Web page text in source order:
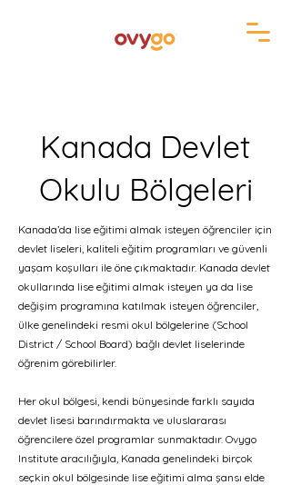
Kanada Devlet
Okulu Bölgeleri
Kanada’da lise eğitimi almak isteyen öğrenciler için
devlet liseleri, kaliteli eğitim programları ve güvenli
yaşam koşulları ile öne çıkmaktadır. Kanada devlet
okullarında lise eğitimi almak isteyen ya da lise
değişim programına katılmak isteyen öğrenciler,
ülke genelindeki resmi okul bölgelerine (School
District / School Board) bağlı devlet liselerinde
öğrenim görebilirler.
Her okul bölgesi, kendi bünyesinde farklı sayıda
devlet lisesi barındırmakta ve uluslararası
öğrencilere özel programlar sunmaktadır. Ovygo
Institute aracılığıyla, Kanada genelindeki birçok
seçkin okul bölgesinde lise eğitimi alma şansı elde